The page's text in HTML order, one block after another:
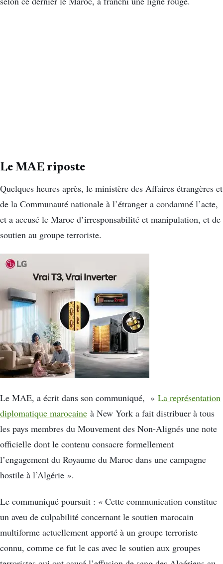
Le MAE riposte
Quelques heures après, le ministère des Affaires étrangères et
de la Communauté nationale à l’étranger a condamné l’acte,
et a accusé le Maroc d’irresponsabilité et manipulation, et de
soutien au groupe terroriste.
Le MAE, a écrit dans son communiqué, » La représentation
diplomatique marocaine à New York a fait distribuer à tous
les pays membres du Mouvement des Non-Alignés une note
officielle dont le contenu consacre formellement
l’engagement du Royaume du Maroc dans une campagne
hostile à l’Algérie ».
Le communiqué poursuit : « Cette communication constitue
un aveu de culpabilité concernant le soutien marocain
multiforme actuellement apporté à un groupe terroriste
connu, comme ce fut le cas avec le soutien aux groupes